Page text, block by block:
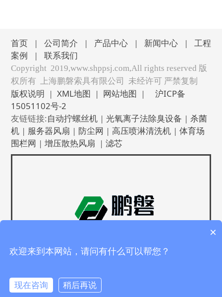
首页| 公司简介 | 产品中心 | 新闻中心| 工程
案例 | 联系我们
Copyright 2019,www.shppsj.com,All rights reserved 版
权所有 上海鹏磐索具有限公司 未经许可 严禁复制
版权说明 | XML地图 | 网站地图 |
沪ICP备
15051102号-2
友链链接:自动拧螺丝机| 光氧离子法除臭设备 | 杀菌
机| 服务器风扇 | 防尘网 | 高压喷淋清洗机| 体育场
围栏网 | 增压散热风扇 | 滤芯
沪ICP备15051102号-2
×
欢迎来到本网站，请问有什么可以帮您？
现在咨询
稍后再说
拨打电话